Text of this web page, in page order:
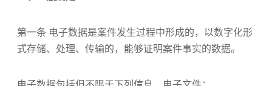
第一条 电子数据是案件发生过程中形成的，以数字化形
式存储、处理、传输的，能够证明案件事实的数据。